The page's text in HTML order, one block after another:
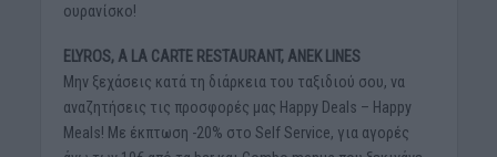
ουρανίσκο!
ELYROS, A LA CARTE RESTAURANT, ANEK LINES
Μην ξεχάσεις κατά τη διάρκεια του ταξιδιού σου, να
αναζητήσεις τις προσφορές μας Happy Deals – Happy
Meals! Με έκπτωση -20% στο Self Service, για αγορές